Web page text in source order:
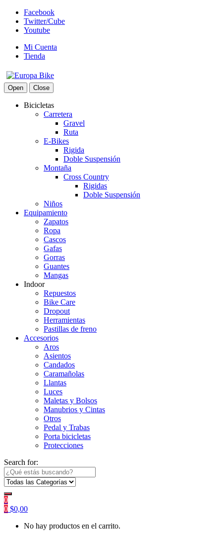
Facebook
Twitter/Cube
Youtube
Mi Cuenta
Tienda
Open Close
Bicicletas
Carretera
Gravel
Ruta
E-Bikes
Rigida
Doble Suspensión
Montaña
Cross Country
Rigidas
Doble Suspensión
Niños
Equipamiento
Zapatos
Ropa
Cascos
Gafas
Gorras
Guantes
Mangas
Indoor
Repuestos
Bike Care
Dropout
Herramientas
Pastillas de freno
Accesorios
Aros
Asientos
Candados
Caramañolas
Llantas
Luces
Maletas y Bolsos
Manubrios y Cintas
Otros
Pedal y Trabas
Porta bicicletas
Protecciones
Search for:
0
0 $0,00
No hay productos en el carrito.